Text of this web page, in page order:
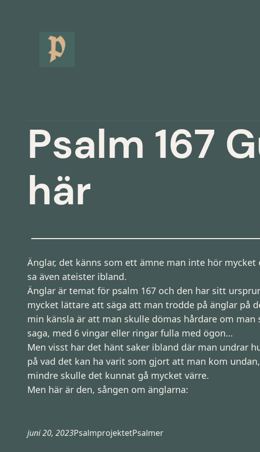
Psalm 167
här
Änglar, det känns som ett ämne man inte hör
sa även ateister ibland.
Änglar är temat för psalm 167 och den har sitt
mycket lättare att säga att man trodde på änglar på
min känsla är att man skulle dömas hårdare om
saga, med 6 vingar eller ringar fulla med ögon…
Men visst har det hänt saker ibland där man undrar
på vad det kan ha varit som gjort att man kom
mindre skulle det kunnat gå mycket värre.
Men här är den, sången om änglarna:
juni 20, 2023PsalmprojektetPsalmer